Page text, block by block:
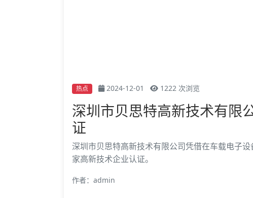
热点 2024-12-01 1222 次浏览
深圳市贝思特高新技术有限
证
深圳市贝思特高新技术有限公司凭借在车载电子
家高新技术企业认证。
作者：admin